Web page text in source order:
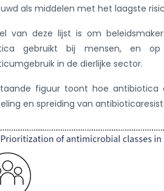
als middelen met het laagste
van deze lijst is om
gebruikt bij mensen, en
in de dierlijke sector.
figuur toont hoe antibiotica
en spreiding van